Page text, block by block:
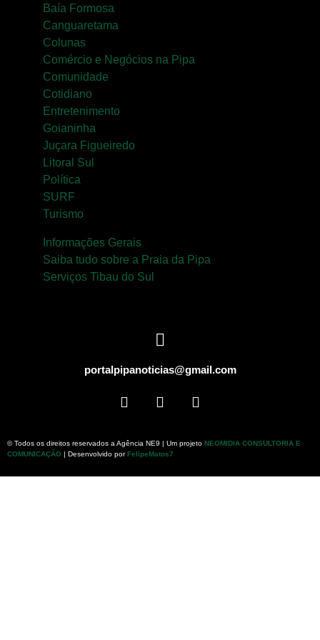
Baía Formosa
Canguaretama
Colunas
Comércio e Negócios na Pipa
Comunidade
Cotidiano
Entretenimento
Goianinha
Juçara Figueiredo
Litoral Sul
Política
SURF
Turismo
Informações Gerais
Saiba tudo sobre a Praia da Pipa
Serviços Tibau do Sul
portalpipanoticias@gmail.com
© Todos os direitos reservados a Agência NE9 | Um projeto NEOMIDIA CONSULTORIA E
COMUNICAÇÃO | Desenvolvido porFelipeMatos7